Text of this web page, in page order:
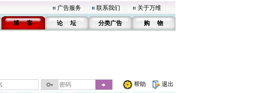
广告服务 联系我们 关于万维
博 客 论 坛 分类广告 购 物
帮助 退出